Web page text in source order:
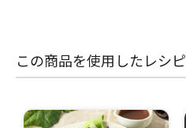
この商品を使用したレシピ